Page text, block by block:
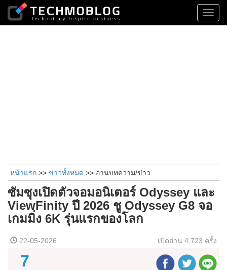
หน้าแรก >> ข่าวทั้งหมด >> อ่านบทความ/ข่าว
ซัมซุงเปิดตัวจอมอนิเตอร์ Odyssey และ
ViewFinity ปี 2026 ชู Odyssey G8 จอ
เกมมิ่ง 6K รุ่นแรกของโลก
22-05-2026 เปิดอ่าน 4,723 ครั้ง
7